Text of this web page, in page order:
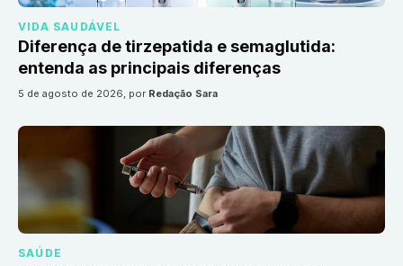
VIDA SAUDÁVEL
Diferença de tirzepatida e semaglutida:
entenda as principais diferenças
5 de agosto de 2026, por Redação Sara
SAÚDE